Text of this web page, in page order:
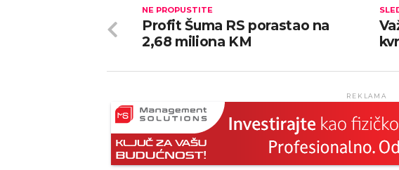
NE PROPUSTITE
Profit Šuma RS porastao na
2,68 miliona KM
REKLAMA